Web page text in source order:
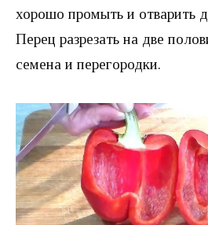
хорошо промыть и отварить
Перец разрезать на две
семена и перегородки.